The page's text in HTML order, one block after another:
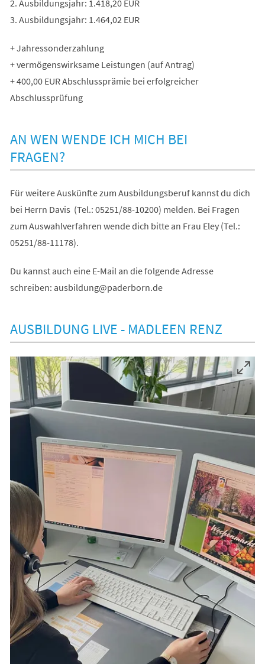
2. Ausbildungsjahr: 1.418,20 EUR
3. Ausbildungsjahr: 1.464,02 EUR
+ Jahressonderzahlung
+ vermögenswirksame Leistungen (auf Antrag)
+ 400,00 EUR Abschlussprämie bei erfolgreicher
Abschlussprüfung
AN WEN WENDE ICH MICH BEI
FRAGEN?
Für weitere Auskünfte zum Ausbildungsberuf kannst du dich
bei Herrn Davis (Tel.: 05251/88-10200) melden. Bei Fragen
zum Auswahlverfahren wende dich bitte an Frau Eley (Tel.:
05251/88-11178).
Du kannst auch eine E-Mail an die folgende Adresse
schreiben: ausbildung paderborn de
AUSBILDUNG LIVE - MADLEEN RENZ